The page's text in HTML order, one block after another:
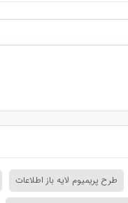
طرح پریمیوم لایه باز اطلاعات